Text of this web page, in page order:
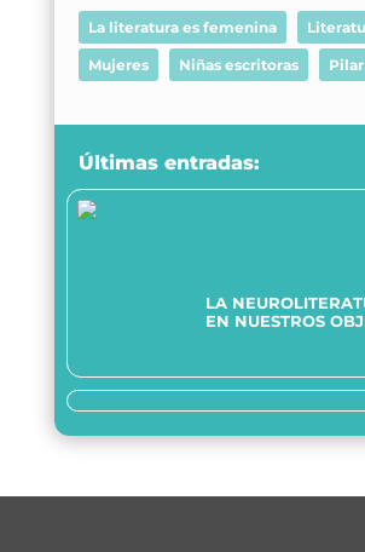
La literatura es femenina
Mujeres Niñas escritoras
Últimas entradas:
LA
EN NUESTROS